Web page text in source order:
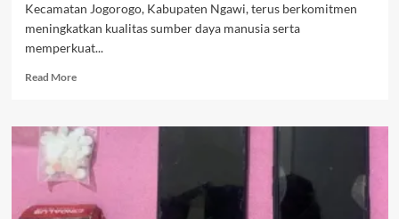
Kecamatan Jogorogo, Kabupaten Ngawi, terus berkomitmen
meningkatkan kualitas sumber daya manusia serta
memperkuat...
Read MoreRead
Cegah
Pernikahan
Dini
dan
Penyalahgunaan
NAPZA,